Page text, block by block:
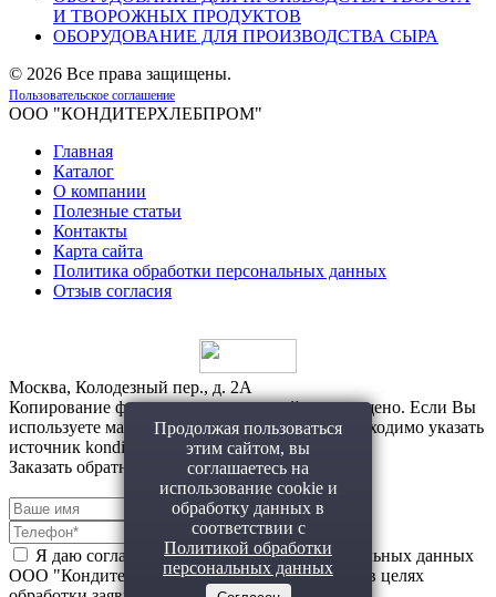
И ТВОРОЖНЫХ ПРОДУКТОВ
ОБОРУДОВАНИЕ ДЛЯ ПРОИЗВОДСТВА СЫРА
© 2026 Все права защищены.
Пользовательское соглашение
ООО "КОНДИТЕРХЛЕБПРОМ"
Главная
Каталог
О компании
Полезные статьи
Контакты
Карта сайта
Политика обработки персональных данных
Отзыв согласия
Москва, Колодезный пер., д. 2А
Копирование фото и материалов с сайта запрещено. Если Вы
используете материалы с нашего сайта, то необходимо указать
источник konditerhlebprom.ru
Продолжая пользоваться
этим сайтом, вы
соглашаетесь на
использование cookie и
обработку данных в
соответствии с
Политикой обработки
персональных данных
Заказать обратный звонок!
Я даю согласие на обработку моих персональных данных
ООО "Кондитерхлебпром" (ИНН 7710664337) в целях